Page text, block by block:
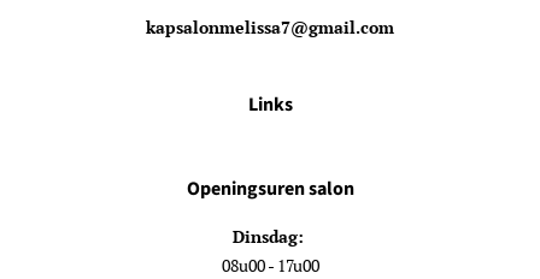
kapsalonmelissa7@gmail.com
Links
Openingsuren salon
Dinsdag:
08u00 - 17u00